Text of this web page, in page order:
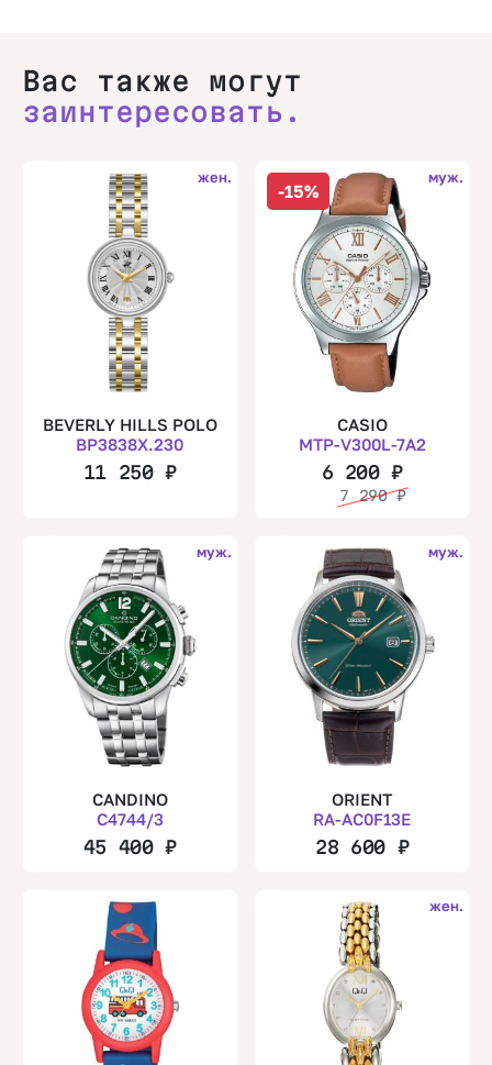
Вас также могут
заинтересовать.
жен.
BEVERLY HILLS POLO
BP3838X.230
11 250₽
-15%
муж.
CASIO
MTP-V300L-7A2
6 200₽
7 290₽
муж.
CANDINO
C4744/3
45 400₽
муж.
ORIENT
RA-AC0F13E
28 600 ₽
жен.